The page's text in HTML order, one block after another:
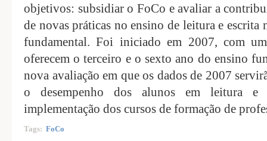
objetivos: subsidiar o FoCo e avaliar a
de novas práticas no ensino de leitura e escrita
fundamental. Foi iniciado em 2007, com
oferecem o terceiro e o sexto ano do ensino
nova avaliação em que os dados de 2007
o desempenho dos alunos em leitura e
implementação dos cursos de formação de
Tags: FoCo